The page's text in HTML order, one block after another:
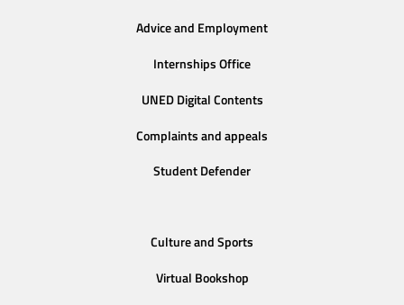
Advice and Employment
Internships Office
UNED Digital Contents
Complaints and appeals
Student Defender
Culture and Sports
Virtual Bookshop